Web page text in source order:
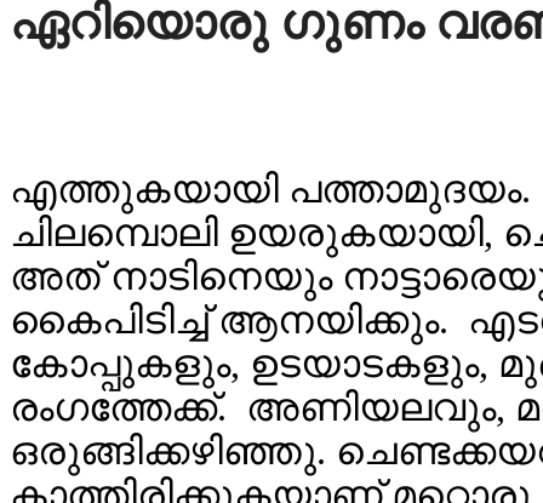
ഏറിയൊരു ഗുണം
എത്തുകയായി പത്താമുദയം.
ചിലമ്പൊലി
അത് നാടിനെയും
കൈപിടിച്ച് ആനയിക്കും.
കോപ്പുകളും, ഉടയാടകളും,
രംഗത്തേക്ക്. അണിയലവും,
ഒരുങ്ങിക്കഴിഞ്ഞു.
കാത്തിരിക്കുകയാണ് മറ്റൊരു